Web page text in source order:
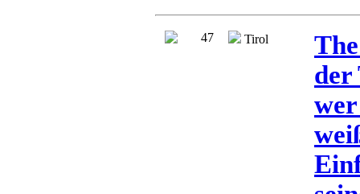
47 Tirol
der